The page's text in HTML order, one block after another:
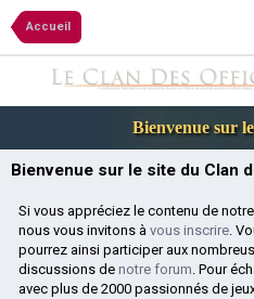
Accueil
Bienvenue sur
Bienvenue sur le site du Clan
Si vous appréciez le contenu de
nous vous invitons à vous inscrire.
pourrez ainsi participer aux
discussions de notre forum. Pour
avec plus de 2000 passionnés de